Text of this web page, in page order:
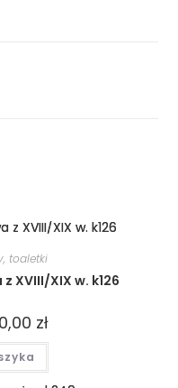
toaletki
XVIII/XIX w. k126
zł